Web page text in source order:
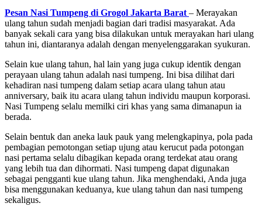
Pesan Nasi Tumpeng di Grogol Jakarta Barat – Merayakan
ulang tahun sudah menjadi bagian dari tradisi masyarakat. Ada
banyak sekali cara yang bisa dilakukan untuk merayakan hari ulang
tahun ini, diantaranya adalah dengan menyelenggarakan syukuran.
Selain kue ulang tahun, hal lain yang juga cukup identik dengan
perayaan ulang tahun adalah nasi tumpeng. Ini bisa dilihat dari
kehadiran nasi tumpeng dalam setiap acara ulang tahun atau
anniversary, baik itu acara ulang tahun individu maupun korporasi.
Nasi Tumpeng selalu memilki ciri khas yang sama dimanapun ia
berada.
Selain bentuk dan aneka lauk pauk yang melengkapinya, pola pada
pembagian pemotongan setiap ujung atau kerucut pada potongan
nasi pertama selalu dibagikan kepada orang terdekat atau orang
yang lebih tua dan dihormati. Nasi tumpeng dapat digunakan
sebagai pengganti kue ulang tahun. Jika menghendaki, Anda juga
bisa menggunakan keduanya, kue ulang tahun dan nasi tumpeng
sekaligus.